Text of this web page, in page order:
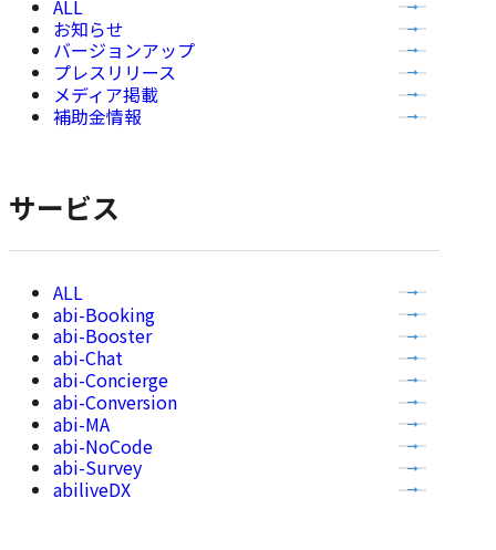
て
の
記
事
示
お知らせ
バージョンアップ
プレスリリース
メディア掲載
補助金情報
サービス
て
の
記
事
を
表
示
abi-Booking
abi-Booster
abi-Chat
abi-Concierge
abi-Conversion
abi-MA
abi-NoCode
abi-Survey
abiliveDX